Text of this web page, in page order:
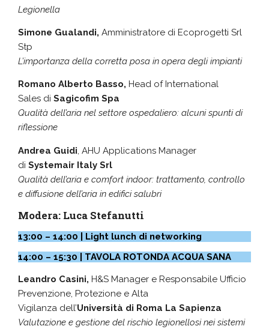
Legionella
Simone Gualandi, Amministratore di Ecoprogetti Srl
Stp
L’importanza della corretta posa in opera degli impianti
Romano Alberto Basso, Head of International
Sales di Sagicofim Spa
Qualità dell’aria nel settore ospedaliero: alcuni spunti di
riflessione
Andrea Guidi, AHU Applications Manager
di Systemair Italy Srl
Qualità dell’aria e comfort indoor: trattamento, controllo
e diffusione dell’aria in edifici salubri
Modera: Luca Stefanutti
13:00 – 14:00 | Light lunch di networking
14:00 – 15:30 | TAVOLA ROTONDA ACQUA SANA
Leandro Casini, H&S Manager e Responsabile Ufficio
Prevenzione, Protezione e Alta
Vigilanza dell’Università di Roma La Sapienza
Valutazione e gestione del rischio legionellosi nei sistemi